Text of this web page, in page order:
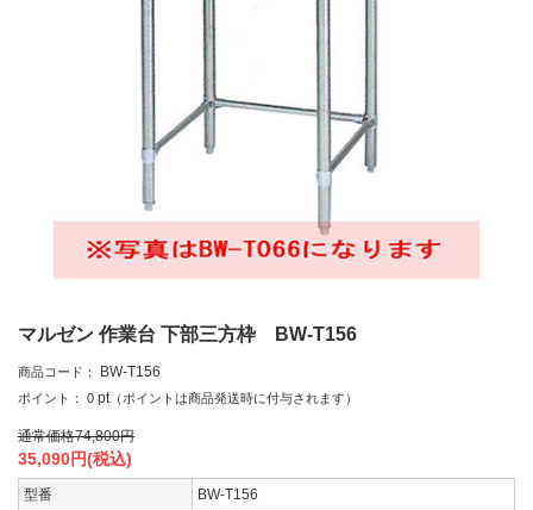
マルゼン 作業台 下部三方枠 BW-T156
商品コード： BW-T156
ポイント： 0 pt （ポイントは商品発送時に付与されます）
通常価格74,800円
35,090円(税込)
型番
BW-T156